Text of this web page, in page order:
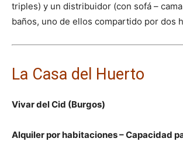
triples) y un distribuidor (con sofá –
baños, uno de ellos compartido por dos
La Casa del Huerto
Vivar del Cid (Burgos)
Alquiler por habitaciones – Capacidad